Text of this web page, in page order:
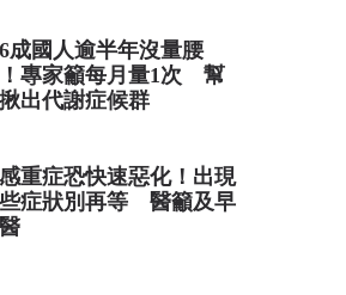
成國人逾半年沒量腰
專家籲每月量1次 幫
出代謝症候群
重症恐快速惡化！出現
症狀別再等 醫籲及早